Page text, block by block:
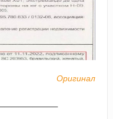
Оригинал